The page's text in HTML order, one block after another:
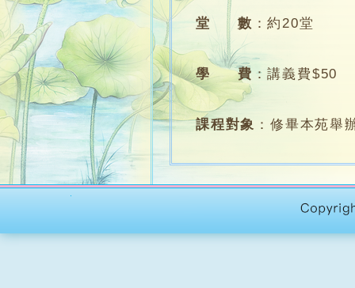
堂 數 ：約20堂
學 費 ：講義費$50
課程對象 ：修畢本苑舉